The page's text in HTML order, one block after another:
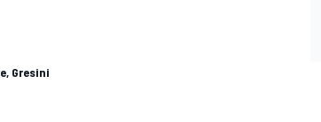
Gresini